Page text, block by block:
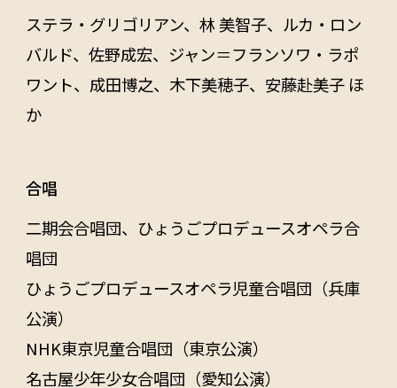
ステラ・グリゴリアン、林 美智子、ルカ・ロン
バルド、佐野成宏、ジャン＝フランソワ・ラポ
ワント、成田博之、木下美穂子、安藤赴美子 ほ
か
合唱
二期会合唱団、ひょうごプロデュースオペラ合
唱団
ひょうごプロデュースオペラ児童合唱団（兵庫
公演）
NHK東京児童合唱団（東京公演）
名古屋少年少女合唱団（愛知公演）